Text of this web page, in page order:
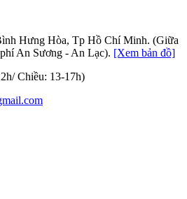
Hưng Hòa, Tp Hồ Chí Minh. (Giữa
An Sương - An Lạc). [Xem bản đồ]
Chiều: 13-17h)